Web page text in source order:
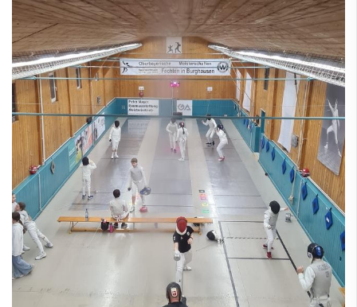
Trainingszeiten
Abteilung
Links
Fußball
Handball
Jugendclub
Kegeln
Kindersportschule
Paddeln